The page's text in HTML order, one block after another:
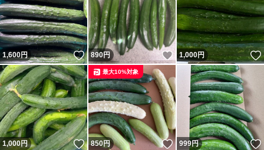
1,600円 いいね！
890円 いいね！
1,000円
1,000円 いいね！
850円 いいね！
最大10%対象
999円